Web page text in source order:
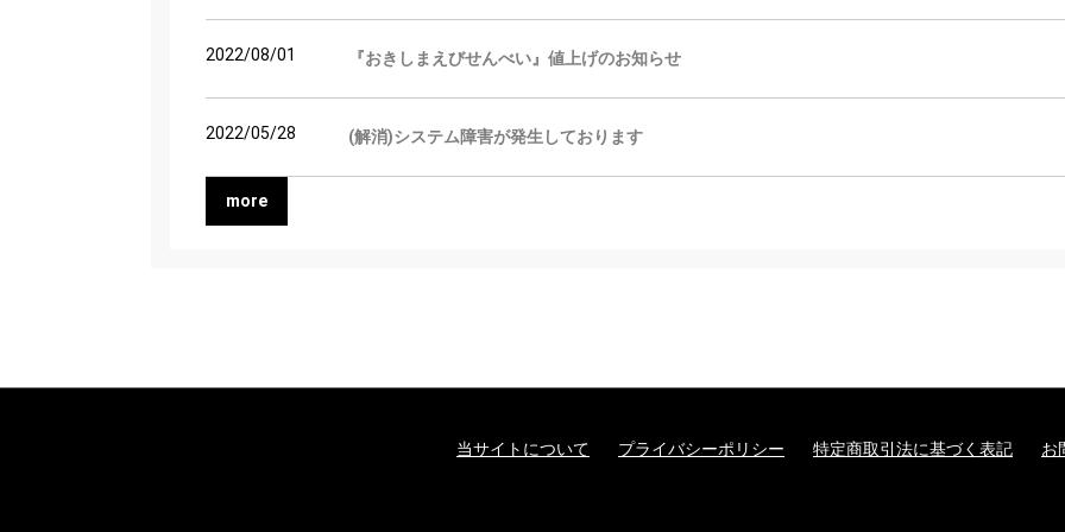
2022/08/01 『おきしまえびせんべい』値上げのお知らせ
2022/05/28 (解消)システム障害が発生しております
more
当サイトについて プライバシーポリシー 特定商取引法に基づく表記 お